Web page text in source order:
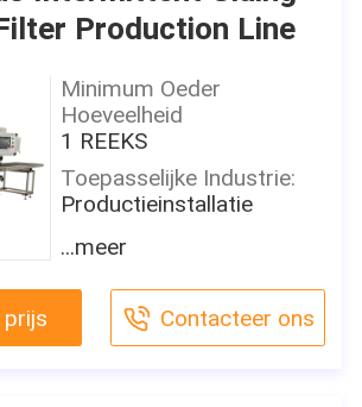
Production Line
Minimum Oeder
Hoeveelheid
1 REEKS
Toepasselijke Industrie:
Productieinstallatie
Garantie:
Verleende naverkoop de
...meer
prijs Contacteer ons